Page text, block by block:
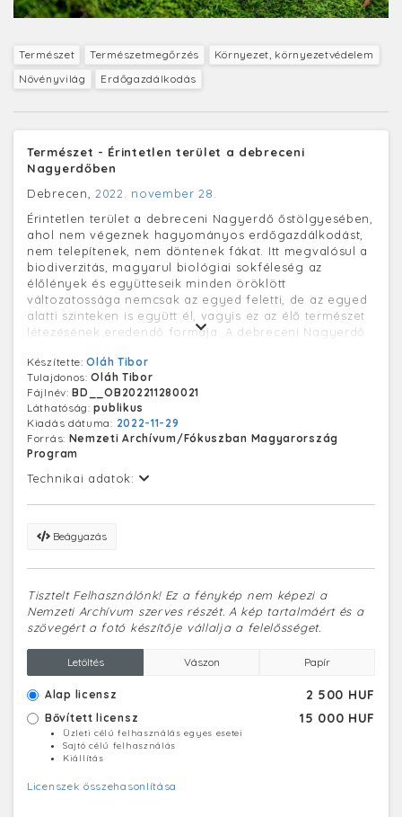
Természet Természetmegőrzés
Környezet, környezetvédelem
Növényvilág
Erdőgazdálkodás
Természet - Érintetlen terület a debreceni
Nagyerdőben
Debrecen, 2022. november 28.
Érintetlen terület a debreceni Nagyerdő őstölgyesében,
ahol nem végeznek hagyományos erdőgazdálkodást,
nem telepítenek, nem döntenek fákat. Itt megvalósul a
biodiverzitás, magyarul biológiai sokféleség az
élőlények és együtteseik minden öröklött
változatossága nemcsak az egyed feletti, de az egyed
alatti szinteken is együtt él, vagyis ez az élő természet
létezésének eredendő formája. A debreceni Nagyerdő
élnek, nevét hatalmas, 100–120 éves fáiról kapta. Az
erdőt a 18. században parkká nyilvánították, majd 1939
október 10-én egyes sorszámmal jegyezték be a védett
természeti területek törzskönyvébe.
Készítette:Oláh Tibor
Tulajdonos:Oláh Tibor
Fájlnév:BD__OB202211280021
Láthatóság:publikus
Kiadás dátuma: 2022-11-29
Forrás: Nemzeti Archívum/Fókuszban Magyarország
Program
Technikai adatok:
Beágyazás
Tisztelt Felhasználónk! Ez a fénykép nem képezi a
Nemzeti Archívum szerves részét. A kép tartalmáért és a
szövegért a fotó készítője vállalja a felelősséget.
Letöltés Vászon Papír
Alap licensz 2 500 HUF
Bővített licensz 15 000 HUF
Üzleti célú felhasználás egyes esetei
Sajtó célú felhasználás
Kiállítás
Licenszek összehasonlítása